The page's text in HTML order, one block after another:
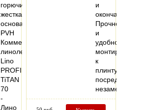
горючий,
жесткая
основа
PVH
Коммерческий
линолеум
Lino
PROFI
TiTAN
70
-
Лино
и
окончаний.
Прочно
и
удобно
монтируются
к
плинтусу
посредством
незаметных…